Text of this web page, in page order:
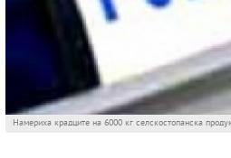
Намериха крадците на 6000 кг селскостопанска